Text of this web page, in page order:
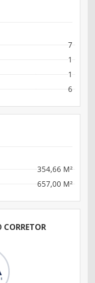
7
1
1
6
354,66 M²
657,00 M²
CORRETOR